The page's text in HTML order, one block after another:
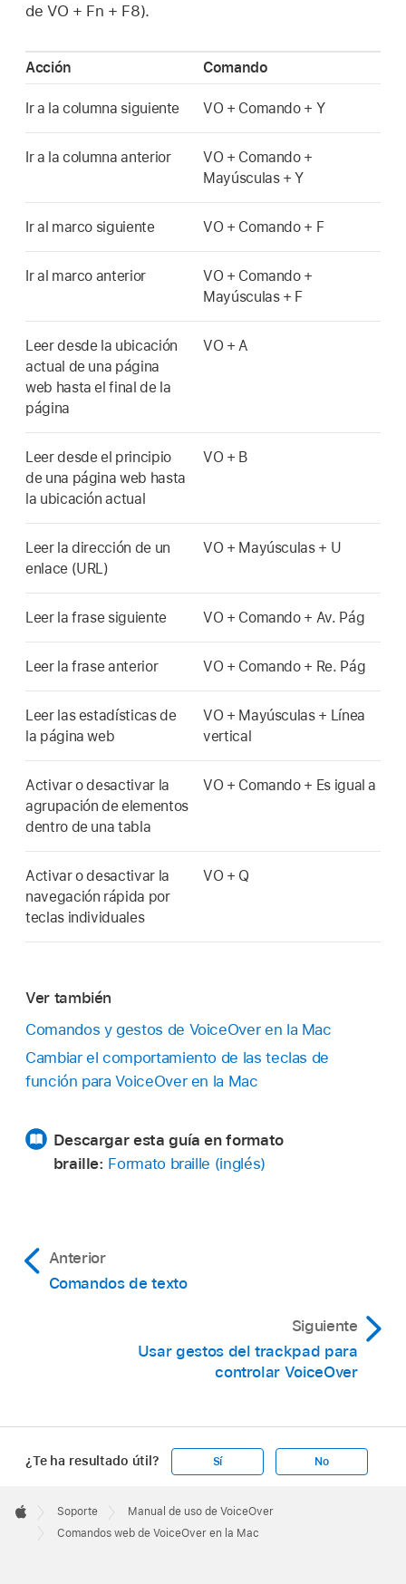
de VO + Fn + F8).
Acción Comando
Ir a la columna siguiente VO + Comando + Y
Ir a la columna anterior
VO + Comando +
Mayúsculas + Y
Ir al marco siguiente VO + Comando + F
Ir al marco anterior
VO + Comando +
Mayúsculas + F
Leer desde la ubicación
actual de una página
web hasta el final de la
página
VO + A
Leer desde el principio
de una página web hasta
la ubicación actual
VO + B
Leer la dirección de un
enlace (URL)
VO + Mayúsculas + U
Leer la frase siguiente VO + Comando + Av. Pág
Leer la frase anterior VO + Comando + Re. Pág
Leer las estadísticas de
la página web
VO + Mayúsculas + Línea
vertical
Activar o desactivar la
agrupación de elementos
dentro de una tabla
VO + Comando + Es igual a
Activar o desactivar la
navegación rápida por
teclas individuales
VO + Q
Ver también
Comandos y gestos de VoiceOver en la Mac
Cambiar el comportamiento de las teclas de
función para VoiceOver en la Mac
Descargar esta guía en formato
braille: Formato braille (inglés)
Anterior
Comandos de texto
Siguiente
Usar gestos del trackpad para
controlar VoiceOver
¿Te ha resultado útil? Sí No
Footer

Apple
Soporte
Manual de uso de VoiceOver
Comandos web de VoiceOver en la Mac